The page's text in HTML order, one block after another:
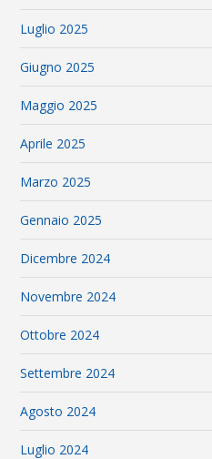
Luglio 2025
Giugno 2025
Maggio 2025
Aprile 2025
Marzo 2025
Gennaio 2025
Dicembre 2024
Novembre 2024
Ottobre 2024
Settembre 2024
Agosto 2024
Luglio 2024